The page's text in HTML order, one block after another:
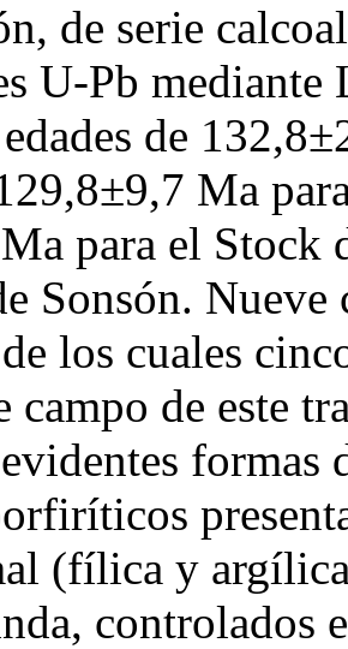
de serie
U-Pb
de
Ma
para el Stock
Sonsón.
los cuales
campo de este
formas
(fílica y
controlados